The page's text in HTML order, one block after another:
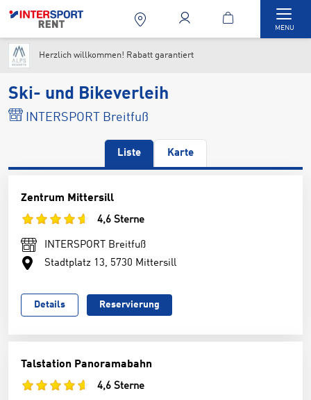
MENU
Herzlich willkommen! Rabatt garantiert
Ski- und Bikeverleih
INTERSPORT Breitfuß
Liste Karte
Zentrum Mittersill
4,6 Sterne
INTERSPORT Breitfuß
Stadtplatz 13, 5730 Mittersill
Details Reservierung
Talstation Panoramabahn
4,6 Sterne